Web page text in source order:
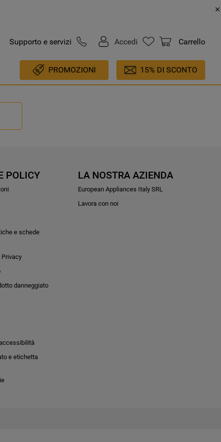
Supporto e servizi Accedi Carrello
PROMOZIONI 15% DI SCONTO
POLICY
e schede
danneggiato
e etichetta
LA NOSTRA AZIENDA
European Appliances Italy SRL
Lavora con noi